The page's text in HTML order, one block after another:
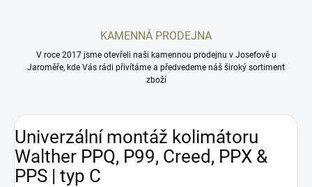
KAMENNÁ PRODEJNA
V roce 2017 jsme otevřeli naši kamennou prodejnu v Josefově u
Jaroměře, kde Vás rádi přivítáme a předvedeme náš široký sortiment
zboží
Univerzální montáž kolimátoru
Walther PPQ, P99, Creed, PPX &
PPS | typ C